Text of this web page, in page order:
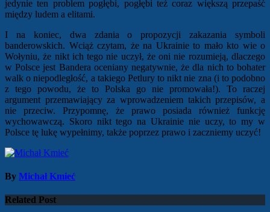
jedynie ten problem pogłębi, pogłębi też coraz większą przepaść
między ludem a elitami.
I na koniec, dwa zdania o propozycji zakazania symboli
banderowskich. Wciąż czytam, że na Ukrainie to mało kto wie o
Wołyniu, że nikt ich tego nie uczył, że oni nie rozumieją, dlaczego
w Polsce jest Bandera oceniany negatywnie, że dla nich to bohater
walk o niepodległość, a takiego Petlury to nikt nie zna (i to podobno
z tego powodu, że to Polska go nie promowała!). To raczej
argument przemawiający za wprowadzeniem takich przepisów, a
nie przeciw. Przypomnę, że prawo posiada również funkcję
wychowawczą. Skoro nikt tego na Ukrainie nie uczy, to my w
Polsce tę lukę wypełnimy, także poprzez prawo i zaczniemy uczyć!
By Michał Kmieć
Related Post